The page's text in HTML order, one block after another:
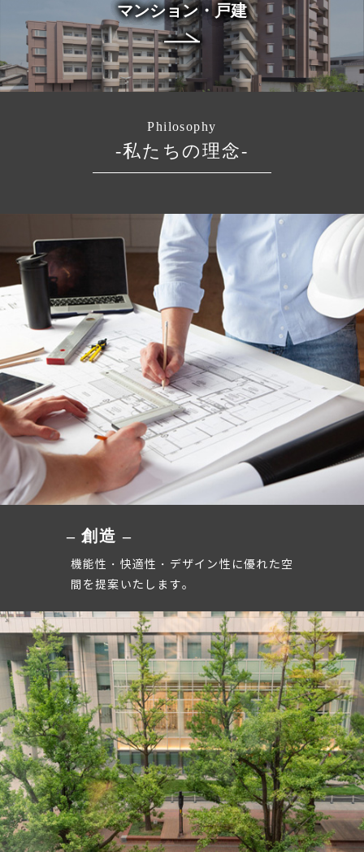
マンション・戸建
Philosophy
-私たちの理念-
– 創造 –
機能性・快適性・デザイン性に優れた空
間を提案いたします。